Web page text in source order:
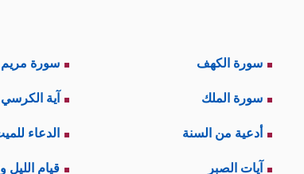
سورة الكهف سورة مريم
سورة الملك آية الكرسي
أدعية من السنة الدعاء
آيات الصبر قيام الليل